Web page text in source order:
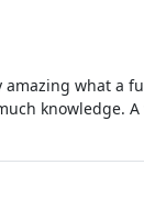
amazing what a
knowledge.